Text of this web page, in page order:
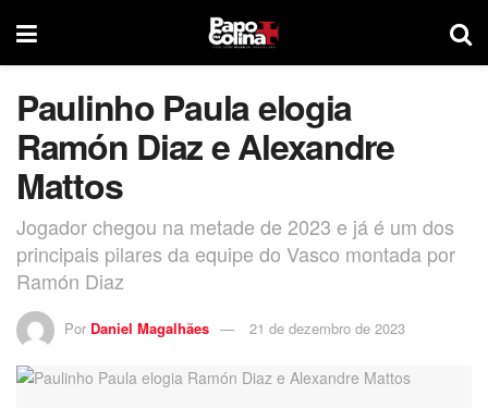
Paulinho Paula elogia
Ramón Diaz e Alexandre
Mattos
Jogador chegou na metade de 2023 e já é um dos
principais pilares da equipe do Vasco montada por
Ramón Diaz
Por Daniel Magalhães 21 de dezembro de 2023